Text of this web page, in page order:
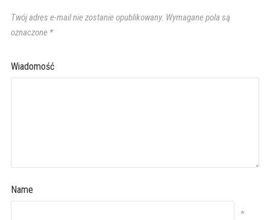
Twój adres e-mail nie zostanie opublikowany. Wymagane pola są
oznaczone *
Wiadomość
Name
*